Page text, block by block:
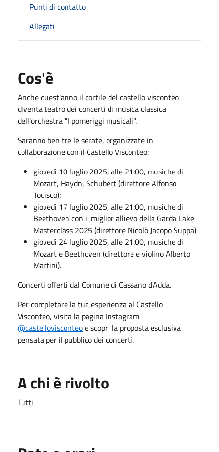
Punti di contatto
Allegati
Cos'è
Anche quest'anno il cortile del castello visconteo
diventa teatro dei concerti di musica classica
dell'orchestra "I pomeriggi musicali".
Saranno ben tre le serate, organizzate in
collaborazione con il Castello Visconteo:
giovedì 10 luglio 2025, alle 21:00, musiche di
Mozart, Haydn, Schubert (direttore Alfonso
Todisco);
giovedì 17 luglio 2025, alle 21:00, musiche di
Beethoven con il miglior allievo della Garda Lake
Masterclass 2025 (direttore Nicolò Jacopo Suppa);
giovedì 24 luglio 2025, alle 21:00, musiche di
Mozart e Beethoven (direttore e violino Alberto
Martini).
Concerti offerti dal Comune di Cassano d’Adda.
Per completare la tua esperienza al Castello
Visconteo, visita la pagina Instagram
@castellovisconteoe scopri la proposta esclusiva
pensata per il pubblico dei concerti.
A chi è rivolto
Tutti